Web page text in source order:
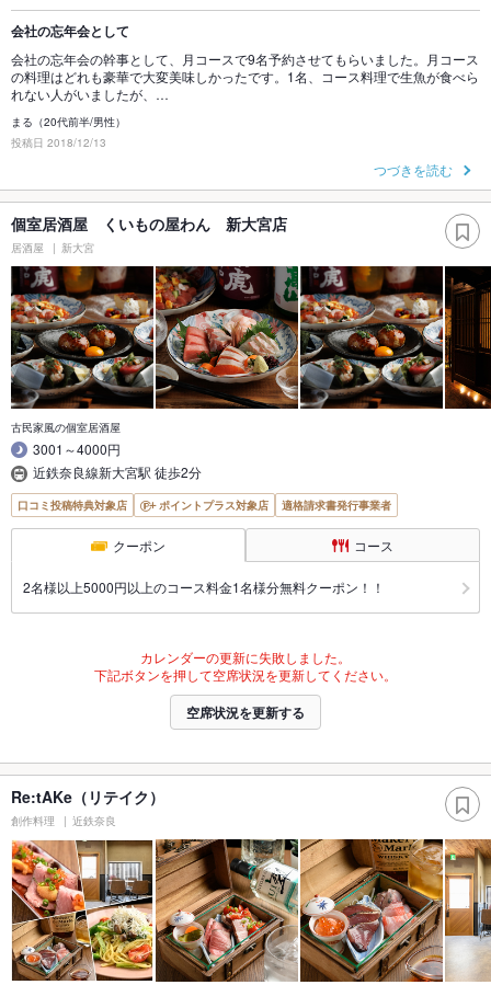
会社の忘年会として
会社の忘年会の幹事として、月コースで9名予約させてもらいました。月コース
の料理はどれも豪華で大変美味しかったです。1名、コース料理で生魚が食べら
れない人がいましたが、…
まる（20代前半/男性）
投稿日 2018/12/13
つづきを読む
個室居酒屋 くいもの屋わん 新大宮店
居酒屋 新大宮
古民家風の個室居酒屋
3001～4000円
近鉄奈良線新大宮駅 徒歩2分
口コミ投稿特典対象店 ポイントプラス対象店 適格請求書発行事業者
クーポン コース
2名様以上5000円以上のコース料金1名様分無料クーポン！！
カレンダーの更新に失敗しました。
下記ボタンを押して空席状況を更新してください。
空席状況を更新する
Re:tAKe（リテイク）
創作料理 近鉄奈良